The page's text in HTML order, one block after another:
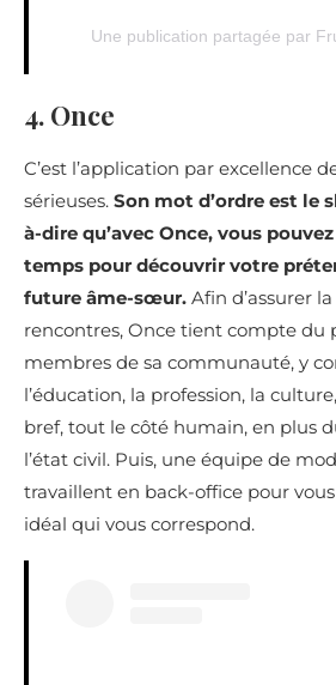
Une publication partagée par
4. Once
C’est l’application par excellence
sérieuses. Son mot d’ordre est le
à-dire qu’avec Once, vous
temps pour découvrir votre
future âme-sœur. Afin d’assurer
rencontres, Once tient compte du
membres de sa communauté, y
l’éducation, la profession, la
bref, tout le côté humain, en plus
l’état civil. Puis, une équipe de
travaillent en back-office pour
idéal qui vous correspond.